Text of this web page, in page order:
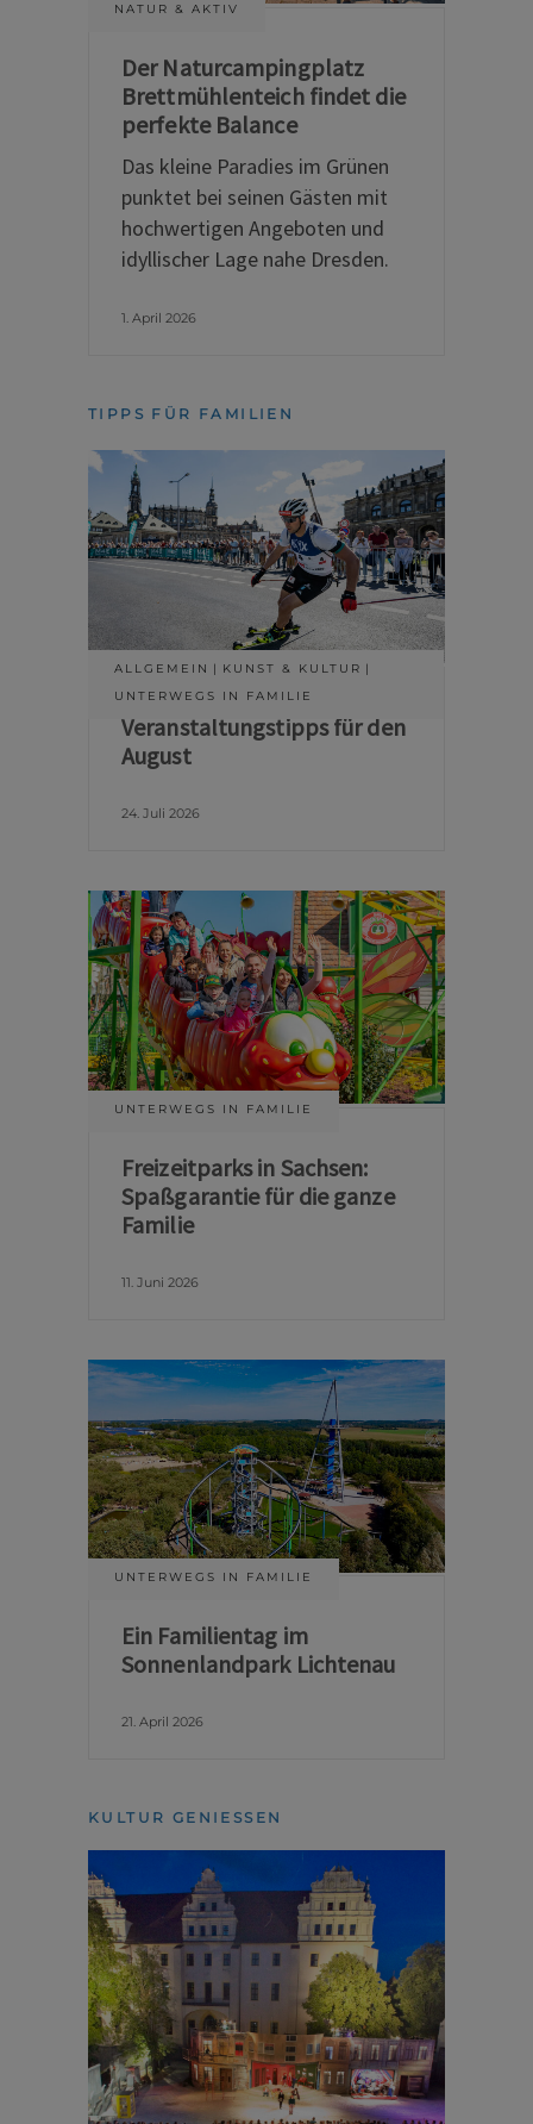
NATUR & AKTIV
Der Naturcampingplatz
Brettmühlenteich findet die
perfekte Balance
Das kleine Paradies im Grünen
punktet bei seinen Gästen mit
hochwertigen Angeboten und
idyllischer Lage nahe Dresden.
1. April 2026
TIPPS FÜR FAMILIEN
ALLGEMEIN
KUNST & KULTUR
UNTERWEGS IN FAMILIE
Veranstaltungstipps für den
August
24. Juli 2026
UNTERWEGS IN FAMILIE
Freizeitparks in Sachsen:
Spaßgarantie für die ganze
Familie
11. Juni 2026
UNTERWEGS IN FAMILIE
Ein Familientag im
Sonnenlandpark Lichtenau
21. April 2026
KULTUR GENIESSEN